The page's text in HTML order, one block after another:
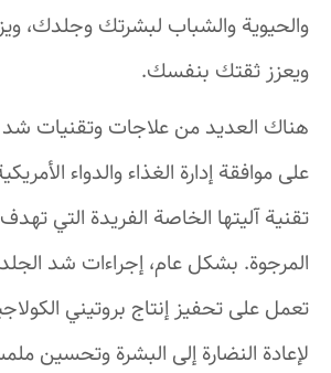
والحيوية والشباب لبشرتك وجلدك،
ويعزز ثقتك بنفسك.
هناك العديد من علاجات وتقنيات شد
تقنية آليتها الخاصة الفريدة التي
المرجوة. بشكل عام، إجراءات شد
تعمل على تحفيز إنتاج بروتيني
لإعادة النضارة إلى البشرة وتحسين